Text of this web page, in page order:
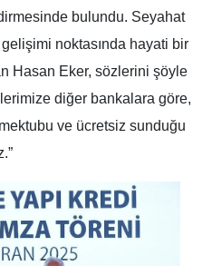
bulundu. Seyahat
noktasında hayati bir
Hasan Eker, sözlerini şöyle
diğer bankalara göre,
ve ücretsiz sunduğu